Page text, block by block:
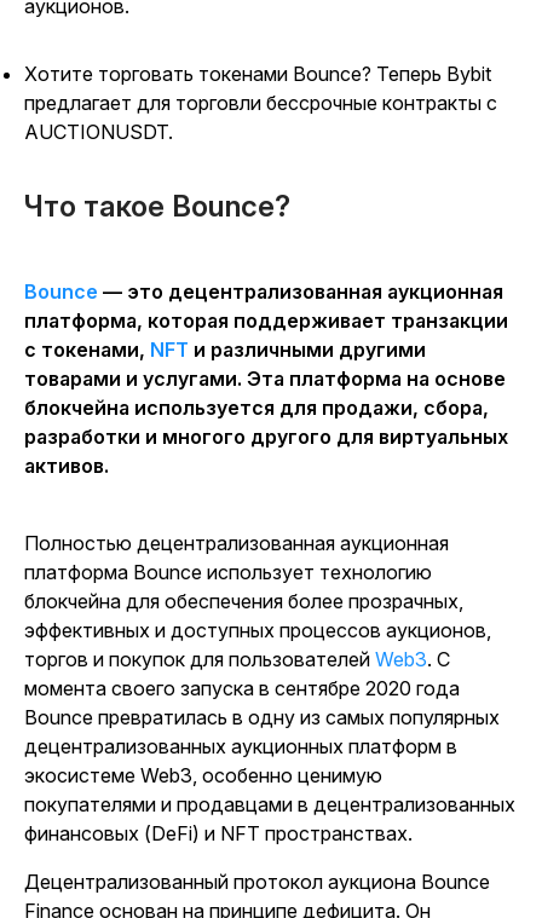
аукционов.
Хотите торговать токенами Bounce? Теперь Bybit
предлагает для торговли бессрочные контракты с
AUCTIONUSDT.
Что такое Bounce?
Bounce — это децентрализованная аукционная
платформа, которая поддерживает транзакции
с токенами, NFT и различными другими
товарами и услугами. Эта платформа на основе
блокчейна используется для продажи, сбора,
разработки и многого другого для виртуальных
активов.
Полностью децентрализованная аукционная
платформа Bounce использует технологию
блокчейна для обеспечения более прозрачных,
эффективных и доступных процессов аукционов,
торгов и покупок для пользователей Web3. С
момента своего запуска в сентябре 2020 года
Bounce превратилась в одну из самых популярных
децентрализованных аукционных платформ в
экосистеме Web3, особенно ценимую
покупателями и продавцами в децентрализованных
финансовых (DeFi) и NFT пространствах.
Децентрализованный протокол аукциона Bounce
Finance основан на принципе дефицита. Он